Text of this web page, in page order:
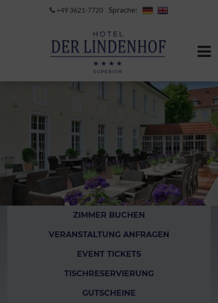
+49 3621-7720 Sprache:
ZIMMER BUCHEN
VERANSTALTUNG ANFRAGEN
EVENT TICKETS
TISCHRESERVIERUNG
GUTSCHEINE